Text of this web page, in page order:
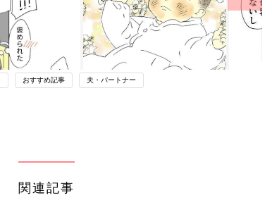
おすすめ記事 夫・パートナー
関連記事